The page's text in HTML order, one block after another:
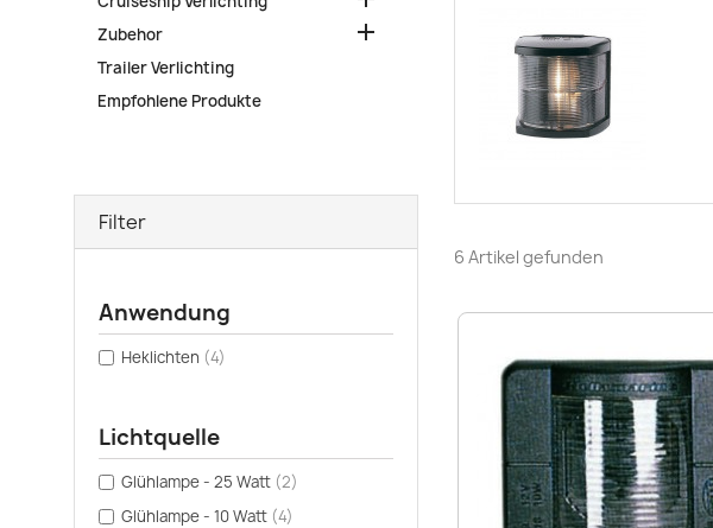
Zubehor 
Trailer Verlichting
Empfohlene Produkte
Filter
Anwendung
Heklichten (4)
Lichtquelle
Glühlampe - 25 Watt (2)
Glühlampe - 10 Watt (4)
6 Artikel gefunden